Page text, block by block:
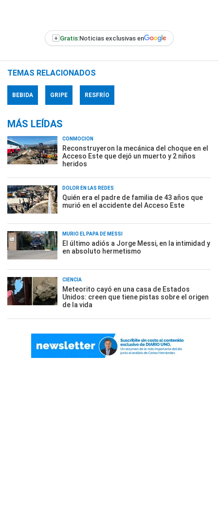
+ Gratis:Noticias exclusivas en
TEMAS RELACIONADOS
BEBIDA GRIPE RESFRÍO
MÁS LEÍDAS
CONMOCIÓN
Reconstruyeron la mecánica del choque en el
Acceso Este que dejó un muerto y 2 niños
heridos
DOLOR EN LAS REDES
Quién era el padre de familia de 43 años que
murió en el accidente del Acceso Este
MURIÓ EL PAPÁ DE MESSI
El último adiós a Jorge Messi, en la intimidad y
en absoluto hermetismo
CIENCIA
Meteorito cayó en una casa de Estados
Unidos: creen que tiene pistas sobre el origen
de la vida